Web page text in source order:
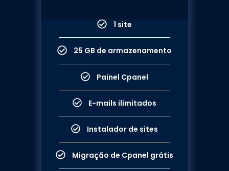
1 site
25 GB de armazenamento
Painel Cpanel
E-mails ilimitados
Instalador de sites
Migração de Cpanel grátis